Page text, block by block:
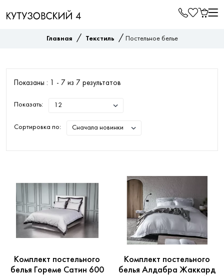
Главная / Текстиль / Постельное белье
Показаны : 1 - 7 из 7 результатов
Показать:
Сортировка по:
Комплект постельного
белья Гореме Сатин 600
Комплект постельного
белья Алдабра Жаккард